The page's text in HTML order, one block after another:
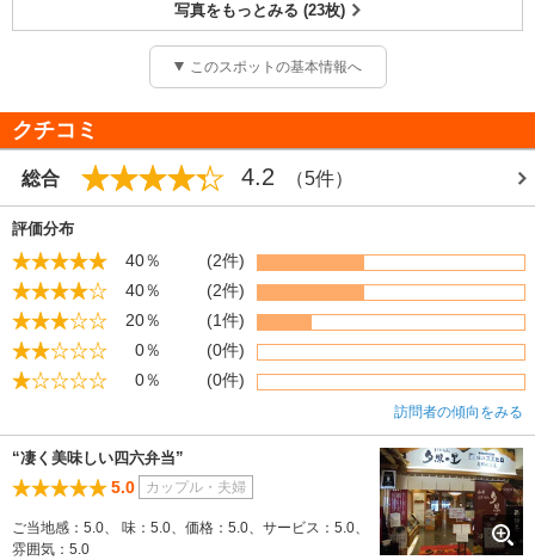
写真をもっとみる (23枚)
このスポットの基本情報へ
クチコミ
総合 4.2 （5件）
評価分布
40％
(2件)
40％
(2件)
20％
(1件)
0％
(0件)
0％
(0件)
訪問者の傾向をみる
“凄く美味しい四六弁当”
5.0 カップル・夫婦
ご当地感：5.0、 味：5.0、価格：5.0、サービス：5.0、
雰囲気：5.0